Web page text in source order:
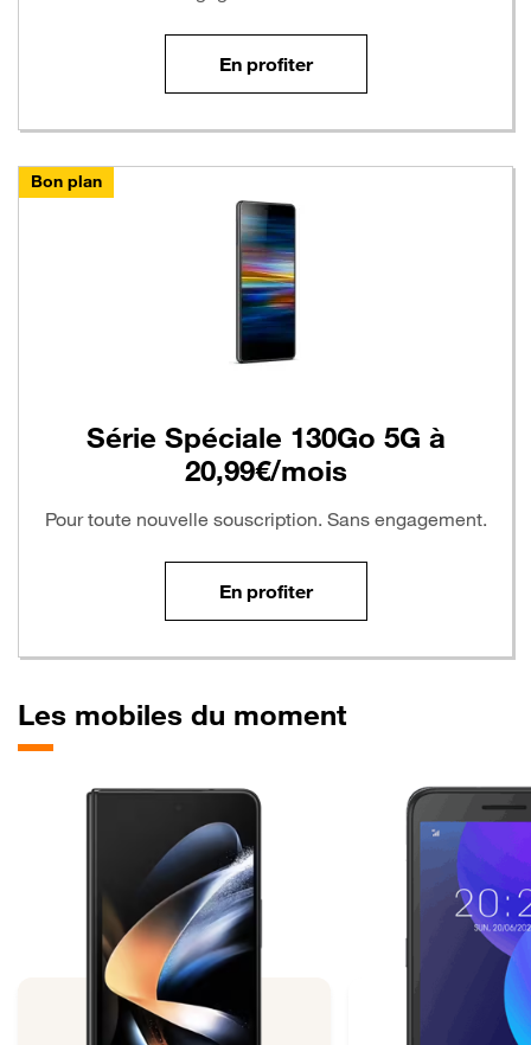
En profiter
Bon plan
Série Spéciale 130Go 5G à
20,99€/mois
Pour toute nouvelle souscription. Sans engagement.
En profiter
Les mobiles du moment